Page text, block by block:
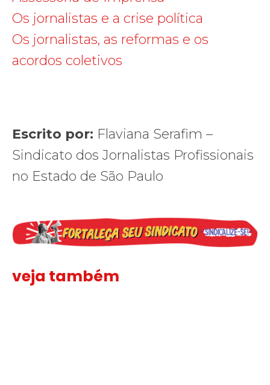
Os jornalistas e a crise política
Os jornalistas, as reformas e os
acordos coletivos
Escrito por: Flaviana Serafim –
Sindicato dos Jornalistas Profissionais
no Estado de São Paulo
veja também